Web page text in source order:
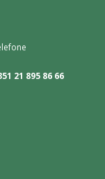
21 895 86 66